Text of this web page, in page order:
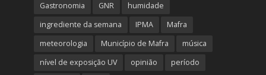
Gastronomia
GNR
humidade
ingrediente da semana
IPMA
Mafra
meteorologia
Município de Mafra
música
nível de exposição UV
opinião
período